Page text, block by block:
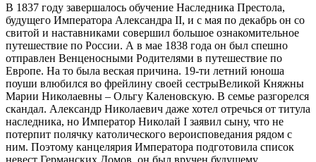
В 1837 году завершалось обучение Наследника Престола,
будущего Императора Александра II, и с мая по декабрь он со
свитой и наставниками совершил большое ознакомительное
путешествие по России. А в мае 1838 года он был спешно
отправлен Венценосными Родителями в путешествие по
Европе. На то была веская причина. 19-ти летний юноша
поуши влюбился во фрейлину своей сестрыВеликой Княжны
Марии Николаевны – Ольгу Каленовскую. В семье разгорелся
скандал. Александр Николаевич даже хотел отречься от титула
наследника, но Император Николай I заявил сыну, что не
потерпит полячку католического вероисповедания рядом с
ним. Поэтому канцелярия Императора подготовила список
невест Германских Домов, он был вручен будущему